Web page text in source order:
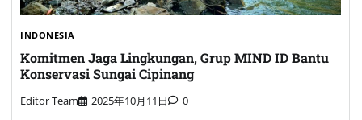
INDONESIA
Komitmen Jaga Lingkungan, Grup MIND ID Bantu
Konservasi Sungai Cipinang
Editor Team 2025年10月11日 0